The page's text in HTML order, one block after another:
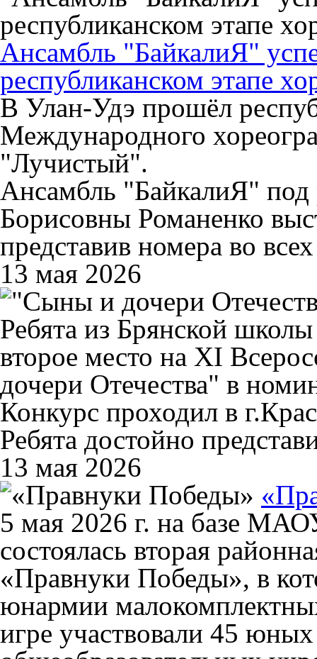
Ансамбль "БайкалиЯ"
республиканском этапе
В Улан-Удэ прошёл
Международного
"Лучистый".
Ансамбль "БайкалиЯ" под
Борисовны Романенко
представив номера во
13 мая 2026
Ребята из Брянской
второе место на XI
дочери Отечества" в
Конкурс проходил в
Ребята достойно
13 мая 2026
5 мая 2026 г. на базе
состоялась вторая
«Правнуки Победы», в
юнармии
игре участвовали 45